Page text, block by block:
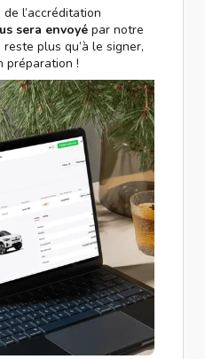
l’accréditation
sera envoyé par notre
plus qu’à le signer,
préparation !